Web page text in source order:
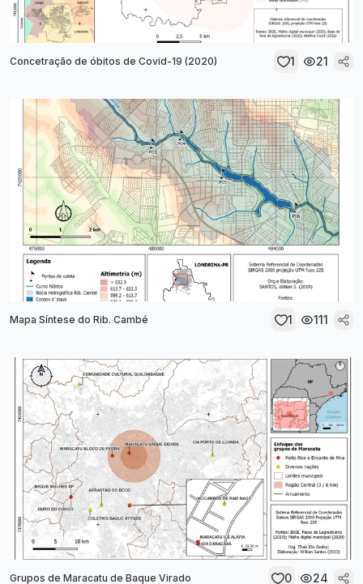
Concetração de óbitos de Covid-19 (2020) 1 21
Mapa Síntese do Rib. Cambé 1 111
Grupos de Maracatu de Baque Virado 0 24